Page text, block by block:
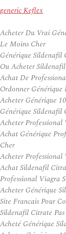
generic Keflex
Acheter Du Vrai
Le Moins Cher
Générique
Ou Acheter
Achat De
Ordonner
Acheter Générique
Générique
Acheter
Achat Générique
Cher
Acheter
Achat Sildenafil
Professional Viagra
Acheter Générique
Site Francais Pour
Sildenafil Citrate
Acheté Générique